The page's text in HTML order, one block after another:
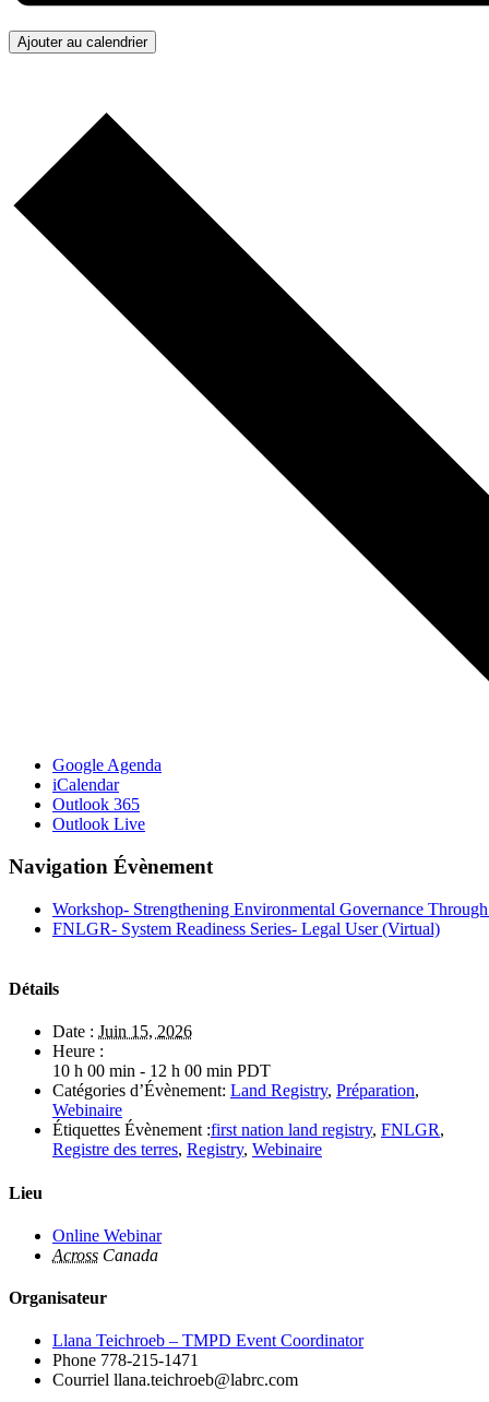
Ajouter au calendrier
Google Agenda
iCalendar
Outlook 365
Outlook Live
Navigation Évènement
Workshop- Strengthening Environmental Governance
FNLGR- System Readiness Series- Legal User (Virtual)
Détails
Date : Juin 15, 2026
Heure :
10 h 00 min - 12 h 00 min PDT
Catégories d’Évènement: Land Registry, Préparation,
Webinaire
Étiquettes Évènement :first nation land registry, FNLGR,
Registre des terres, Registry, Webinaire
Lieu
Online Webinar
Across Canada
Organisateur
Llana Teichroeb – TMPD Event Coordinator
Phone 778-215-1471
Courriel llana.teichroeb@labrc.com